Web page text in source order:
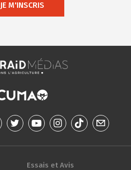
JE M'INSCRIS
Essais et Avis